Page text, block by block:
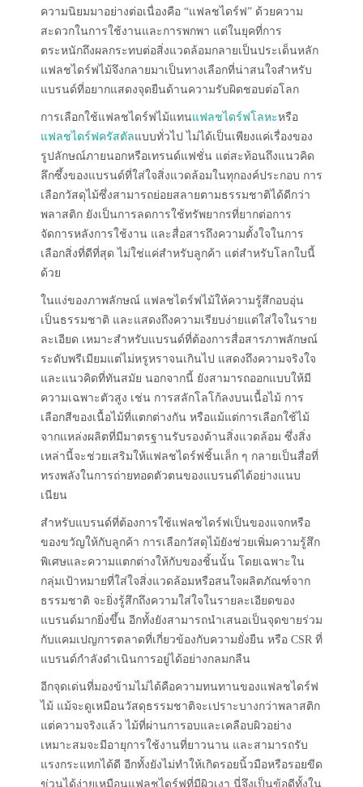
ความนิยมมาอย่างต่อเนื่องคือ “แฟลชไดร์ฟ” ด้วยความ
สะดวกในการใช้งานและการพกพา แต่ในยุคที่การ
ตระหนักถึงผลกระทบต่อสิ่งแวดล้อมกลายเป็นประเด็นหลัก
แฟลชไดร์ฟไม้จึงกลายมาเป็นทางเลือกที่น่าสนใจสำหรับ
แบรนด์ที่อยากแสดงจุดยืนด้านความรับผิดชอบต่อโลก
การเลือกใช้แฟลชไดร์ฟไม้แทนแฟลชไดร์ฟโลหะหรือ
แฟลชไดร์ฟครัสตัลแบบทั่วไป ไม่ได้เป็นเพียงแค่เรื่องของ
รูปลักษณ์ภายนอกหรือเทรนด์แฟชั่น แต่สะท้อนถึงแนวคิด
ลึกซึ้งของแบรนด์ที่ใส่ใจสิ่งแวดล้อมในทุกองค์ประกอบ การ
เลือกวัสดุไม้ซึ่งสามารถย่อยสลายตามธรรมชาติได้ดีกว่า
พลาสติก ยังเป็นการลดการใช้ทรัพยากรที่ยากต่อการ
จัดการหลังการใช้งาน และสื่อสารถึงความตั้งใจในการ
เลือกสิ่งที่ดีที่สุด ไม่ใช่แค่สำหรับลูกค้า แต่สำหรับโลกใบนี้
ด้วย
ในแง่ของภาพลักษณ์ แฟลชไดร์ฟไม้ให้ความรู้สึกอบอุ่น
เป็นธรรมชาติ และแสดงถึงความเรียบง่ายแต่ใส่ใจในราย
ละเอียด เหมาะสำหรับแบรนด์ที่ต้องการสื่อสารภาพลักษณ์
ระดับพรีเมียมแต่ไม่หรูหราจนเกินไป แสดงถึงความจริงใจ
และแนวคิดที่ทันสมัย นอกจากนี้ ยังสามารถออกแบบให้มี
ความเฉพาะตัวสูง เช่น การสลักโลโก้ลงบนเนื้อไม้ การ
เลือกสีของเนื้อไม้ที่แตกต่างกัน หรือแม้แต่การเลือกใช้ไม้
จากแหล่งผลิตที่มีมาตรฐานรับรองด้านสิ่งแวดล้อม ซึ่งสิ่ง
เหล่านี้จะช่วยเสริมให้แฟลชไดร์ฟชิ้นเล็ก ๆ กลายเป็นสื่อที่
ทรงพลังในการถ่ายทอดตัวตนของแบรนด์ได้อย่างแนบ
เนียน
สำหรับแบรนด์ที่ต้องการใช้แฟลชไดร์ฟเป็นของแจกหรือ
ของขวัญให้กับลูกค้า การเลือกวัสดุไม้ยังช่วยเพิ่มความรู้สึก
พิเศษและความแตกต่างให้กับของชิ้นนั้น โดยเฉพาะใน
กลุ่มเป้าหมายที่ใส่ใจสิ่งแวดล้อมหรือสนใจผลิตภัณฑ์จาก
ธรรมชาติ จะยิ่งรู้สึกถึงความใส่ใจในรายละเอียดของ
แบรนด์มากยิ่งขึ้น อีกทั้งยังสามารถนำเสนอเป็นจุดขายร่วม
กับแคมเปญการตลาดที่เกี่ยวข้องกับความยั่งยืน หรือ CSR ที่
แบรนด์กำลังดำเนินการอยู่ได้อย่างกลมกลืน
อีกจุดเด่นที่มองข้ามไม่ได้คือความทนทานของแฟลชไดร์ฟ
ไม้ แม้จะดูเหมือนวัสดุธรรมชาติจะเปราะบางกว่าพลาสติก
แต่ความจริงแล้ว ไม้ที่ผ่านการอบและเคลือบผิวอย่าง
เหมาะสมจะมีอายุการใช้งานที่ยาวนาน และสามารถรับ
แรงกระแทกได้ดี อีกทั้งยังไม่ทำให้เกิดรอยนิ้วมือหรือรอยขีด
ข่วนได้ง่ายเหมือนแฟลชไดร์ฟที่มีผิวเงา นี่จึงเป็นข้อดีทั้งใน